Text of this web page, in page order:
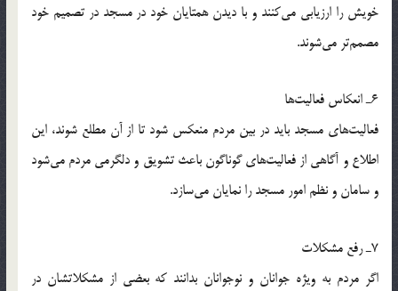
خويش را ارزيابي مي‌كنند و با ديدن همتايان خود در مسجد در تصميم خود
مصمم‌تر مي‌شوند.
6ـ انعكاس فعاليت‌ها
فعاليت‌هاي مسجد بايد در بين مردم منعكس شود تا از آن مطلع شوند، اين
اطلاع و آگاهي از فعاليت‌هاي گوناگون باعث تشويق و دلگرمي مردم مي‌شود
و سامان و نظم امور مسجد را نمايان مي‌سازد.
7ـ رفع مشكلات
اگر مردم به ويژه جوانان و نوجوانان بدانند كه بعضي از مشكلاتشان در